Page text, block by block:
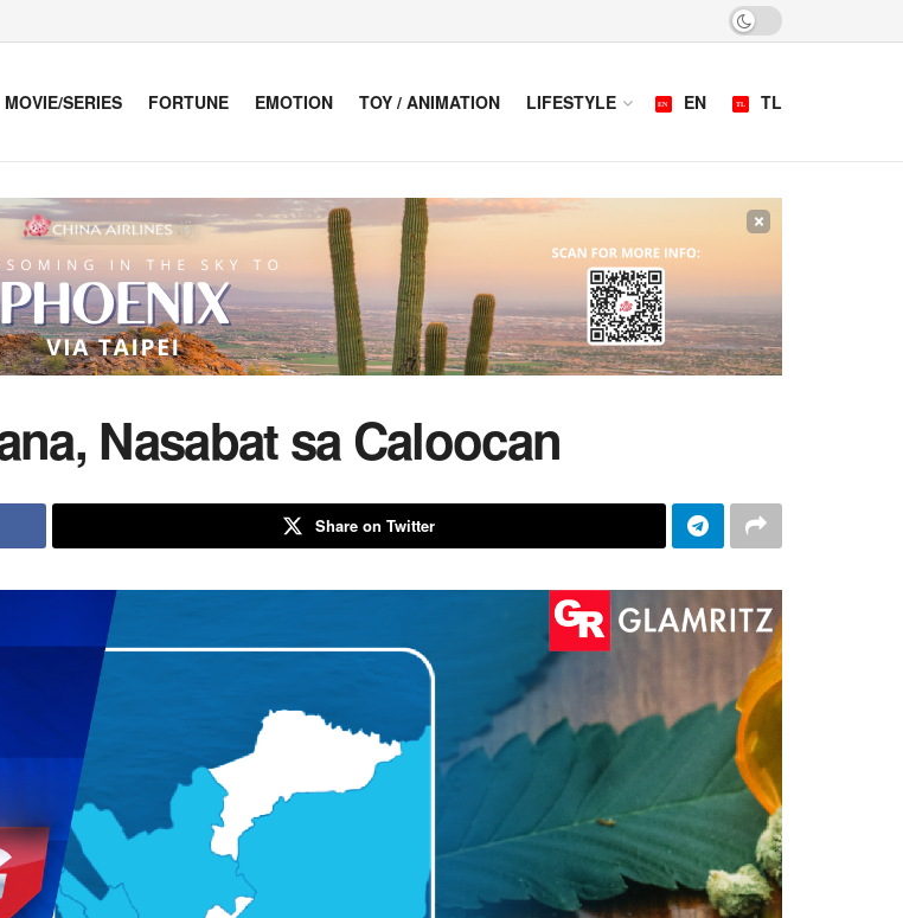
MOVIE/SERIES FORTUNE EMOTION TOY / ANIMATION LIFESTYLE EN TL
×
Nasabat sa Caloocan
Share on Twitter